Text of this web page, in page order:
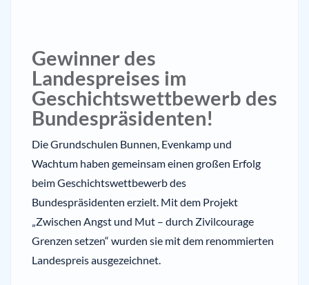
Gewinner des
Landespreises im
Geschichtswettbewerb des
Bundespräsidenten!
Die Grundschulen Bunnen, Evenkamp und
Wachtum haben gemeinsam einen großen Erfolg
beim Geschichtswettbewerb des
Bundespräsidenten erzielt. Mit dem Projekt
„Zwischen Angst und Mut – durch Zivilcourage
Grenzen setzen“ wurden sie mit dem renommierten
Landespreis ausgezeichnet.